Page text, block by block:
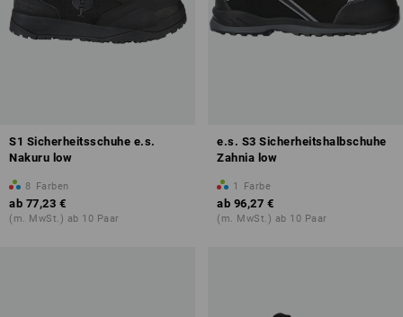
S1 Sicherheitsschuhe e.s.
Nakuru low
8 Farben
ab 77,23 €
(m. MwSt.) ab 10 Paar
e.s. S3 Sicherheitshalbschuhe
Zahnia low
1 Farbe
ab 96,27 €
(m. MwSt.) ab 10 Paar